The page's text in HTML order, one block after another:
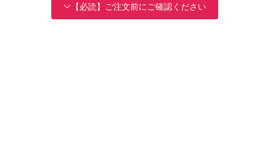
【必読】ご注文前にご確認ください